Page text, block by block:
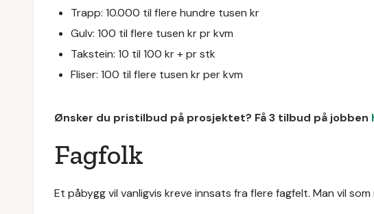
Trapp: 10.000 til flere hundre tusen kr
Gulv: 100 til flere tusen kr pr kvm
Takstein: 10 til 100 kr + pr stk
Fliser: 100 til flere tusen kr per kvm
Ønsker du pristilbud på prosjektet? Få 3 tilbud på jobben
Fagfolk
Et påbygg vil vanligvis kreve innsats fra flere fagfelt. Man vil